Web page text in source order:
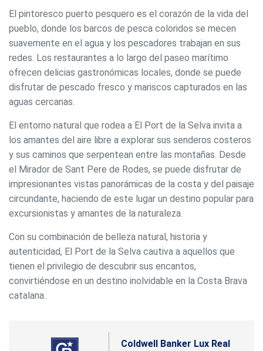
El pintoresco puerto pesquero es el corazón de la vida del
pueblo, donde los barcos de pesca coloridos se mecen
suavemente en el agua y los pescadores trabajan en sus
redes. Los restaurantes a lo largo del paseo marítimo
ofrecen delicias gastronómicas locales, donde se puede
disfrutar de pescado fresco y mariscos capturados en las
aguas cercanas.
El entorno natural que rodea a El Port de la Selva invita a
los amantes del aire libre a explorar sus senderos costeros
y sus caminos que serpentean entre las montañas. Desde
el Mirador de Sant Pere de Rodes, se puede disfrutar de
impresionantes vistas panorámicas de la costa y del paisaje
circundante, haciendo de este lugar un destino popular para
excursionistas y amantes de la naturaleza.
Con su combinación de belleza natural, historia y
autenticidad, El Port de la Selva cautiva a aquellos que
tienen el privilegio de descubrir sus encantos,
convirtiéndose en un destino inolvidable en la Costa Brava
catalana.
Coldwell Banker Lux Real